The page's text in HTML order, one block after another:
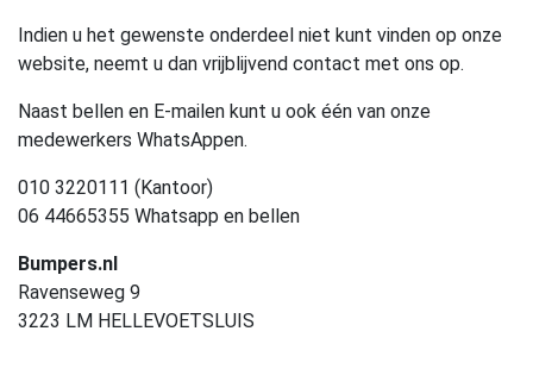
Indien u het gewenste onderdeel niet kunt vinden op onze
website, neemt u dan vrijblijvend contact met ons op.
Naast bellen en E-mailen kunt u ook één van onze
medewerkers WhatsAppen.
010 3220111 (Kantoor)
06 44665355 Whatsapp en bellen
Bumpers.nl
Ravenseweg 9
3223 LM HELLEVOETSLUIS